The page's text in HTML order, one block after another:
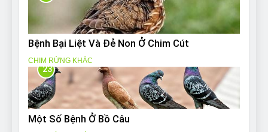
Bệnh Bại Liệt Và Đẻ Non Ở Chim Cút
CHIM RỪNG KHÁC
23
Một Số Bệnh Ở Bồ Câu